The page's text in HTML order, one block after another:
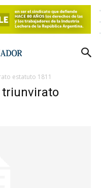
estatuto 1811
triunvirato